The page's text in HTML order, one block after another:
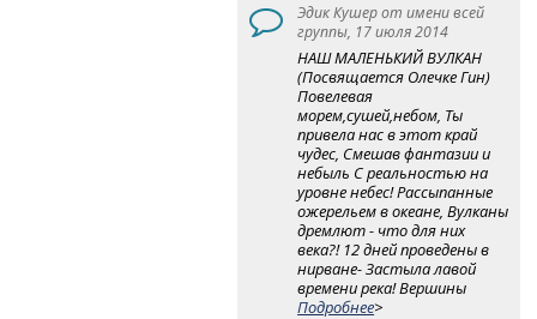
Эдик Кушер от имени всей
группы, 17 июля 2014
НАШ МАЛЕНЬКИЙ ВУЛКАН
(Посвящается Олечке Гин)
Повелевая
морем,сушей,небом, Ты
привела нас в этот край
чудес, Смешав фантазии и
небыль С реальностью на
уровне небес! Рассыпанные
ожерельем в океане, Вулканы
дремлют - что для них
века?! 12 дней проведены в
нирване- Застыла лавой
времени река! Вершины
Подробнее>